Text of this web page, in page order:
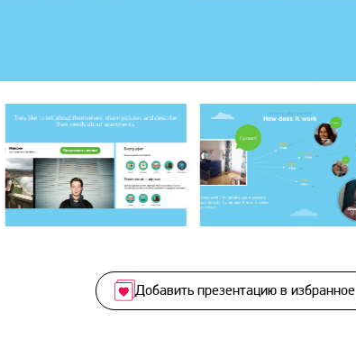
Добавить презентацию в избранное